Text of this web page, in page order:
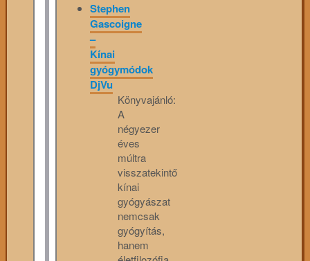
Stephen
Gascoigne
–
Kínai
gyógymódok
DjVu
Könyvajánló:
A
négyezer
éves
múltra
visszatekintő
kínai
gyógyászat
nemcsak
gyógyítás,
hanem